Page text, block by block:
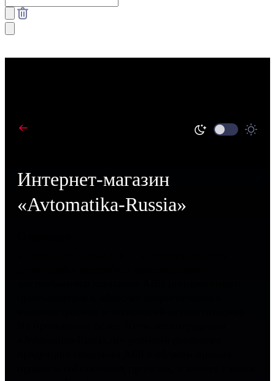
Интернет-магазин
«Avtomatika-Russia»